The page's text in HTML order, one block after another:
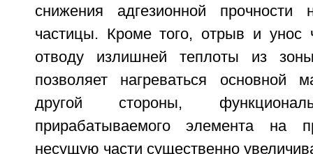
снижения адгезионной прочности
частицы. Кроме того, отрыв и унос
отводу излишней теплоты из
позволяет нагреваться основной
другой стороны,
прирабатываемого элемента на
несущую части существенно